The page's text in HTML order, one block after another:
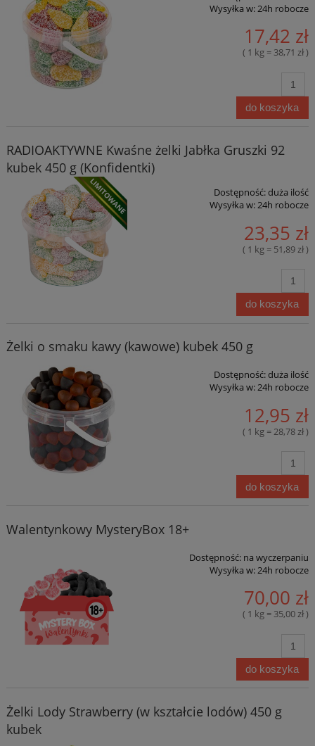
Wysyłka w:24h robocze
17,42 zł
( 1 kg = 38,71 zł )
do koszyka
RADIOAKTYWNE Kwaśne żelki Jabłka Gruszki 92
kubek 450 g (Konfidentki)
Dostępność:duża ilość
Wysyłka w:24h robocze
23,35 zł
( 1 kg = 51,89 zł )
do koszyka
Żelki o smaku kawy (kawowe) kubek 450 g
Dostępność:duża ilość
Wysyłka w:24h robocze
12,95 zł
( 1 kg = 28,78 zł )
do koszyka
Walentynkowy MysteryBox 18+
Dostępność: na wyczerpaniu
Wysyłka w: 24h robocze
70,00 zł
( 1 kg = 35,00 zł )
do koszyka
Żelki Lody Strawberry (w kształcie lodów) 450 g
kubek